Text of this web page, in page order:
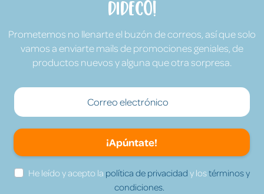
Dideco!
Prometemos no llenarte el buzón de correos, así que solo
vamos a enviarte mails de promociones geniales, de
productos nuevos y alguna que otra sorpresa.
¡Apúntate!
He leído y acepto la política de privacidad y lostérminos y
condiciones.